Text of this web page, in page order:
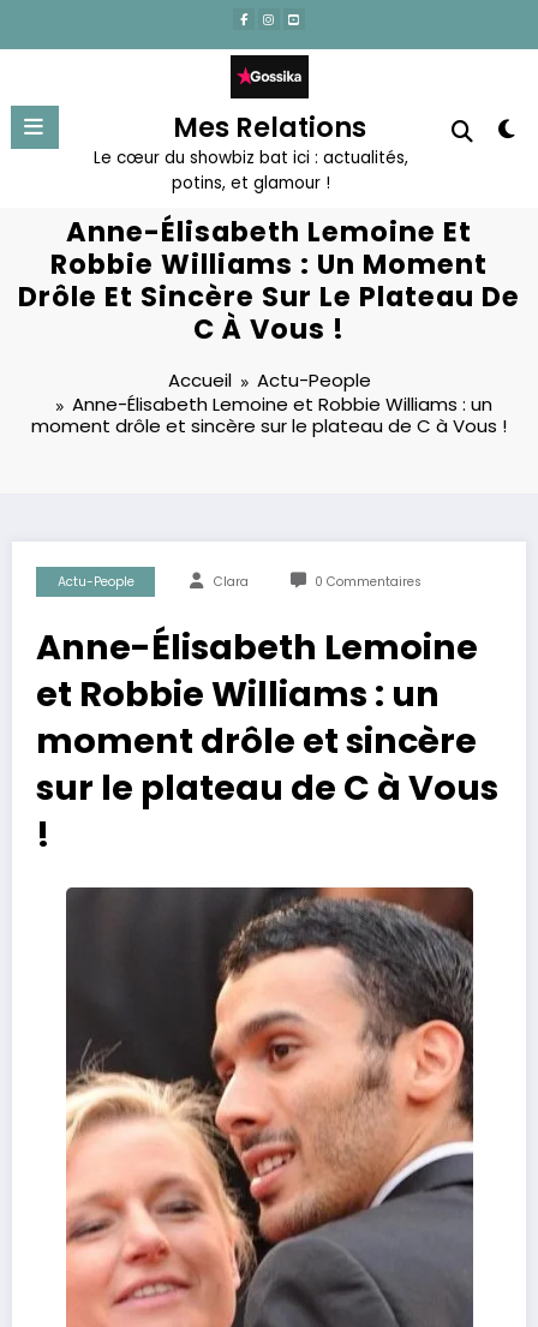
contenu
Mes Relations
Le cœur du showbiz bat ici : actualités,
potins, et glamour !
Anne-Élisabeth Lemoine Et
Robbie Williams : Un Moment
Drôle Et Sincère Sur Le Plateau De
C À Vous !
Accueil
Actu-People
Anne-Élisabeth Lemoine et Robbie Williams : un
moment drôle et sincère sur le plateau de C à Vous !
Actu-People Clara 0 Commentaires
Anne-Élisabeth Lemoine
et Robbie Williams : un
moment drôle et sincère
sur le plateau de C à Vous
!